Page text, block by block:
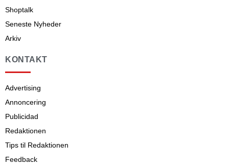
Shoptalk
Seneste Nyheder
Arkiv
KONTAKT
Advertising
Annoncering
Publicidad
Redaktionen
Tips til Redaktionen
Feedback